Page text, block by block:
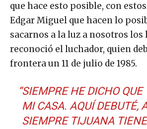
que hace esto posible, con
Edgar Miguel que hacen lo
sacarnos a la luz a nosotros los
reconoció el luchador, quien
frontera un 11 de julio de 1985.
“SIEMPRE HE DICHO
MI CASA. AQUÍ DEBUTÉ,
SIEMPRE TIJUANA